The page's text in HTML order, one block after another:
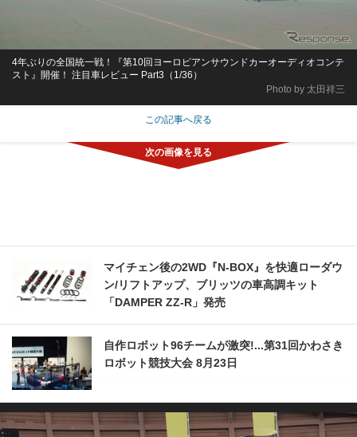
Photo by 太田祥三
4年ぶりの全国統一戦！『第10回ヨーロピアンサウンドカーオーディオコンテ
スト』開催！ 注目車レビュー Part3（1/36）
この記事へ戻る
マイチェン後の2WD『N-BOX』を快適ローダウ
ン/リフトアップ、ブリッツの車高調キット
「DAMPER ZZ-R」発売
自作ロボット96チームが激突!...第31回かわさき
ロボット競技大会 8月23日